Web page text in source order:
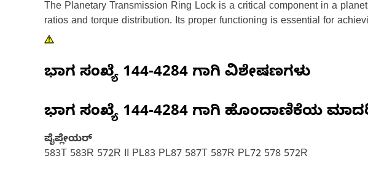
The Planetary Transmission Ring Lock is a critical component in a
ratios and torque distribution. Its proper functioning is essential for
ಭಾಗ ಸಂಖ್ಯೆ 144-4284 ಗಾಗಿ ವಿಶೇಷಣಗಳು
ಭಾಗ ಸಂಖ್ಯೆ 144-4284 ಗಾಗಿ ಹೊಂದಾಣಿಕೆಯ
ಪೈಪ್ಲೇಯರ್
583T 583R 572R II PL83 PL87 587T 587R PL72 578 572R